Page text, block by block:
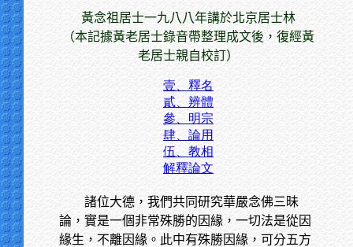
黃念祖居士一九八八年講於北京居士林
（本記據黃老居士錄音帶整理成文後，復經黃
老居士親自校訂）
壹、釋名
貳、辨體
參、明宗
肆、論用
伍、教相
解釋論文
諸位大德，我們共同研究華嚴念佛三昧
論，實是一個非常殊勝的因緣，一切法是從因
緣生，不離因緣。此中有殊勝因緣，可分五方